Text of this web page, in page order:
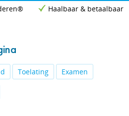
Haalbaar & betaalbaar
Toelating Examen